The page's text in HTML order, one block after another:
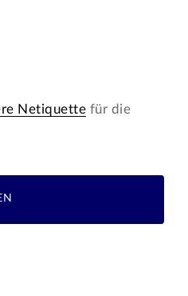
Netiquette für die